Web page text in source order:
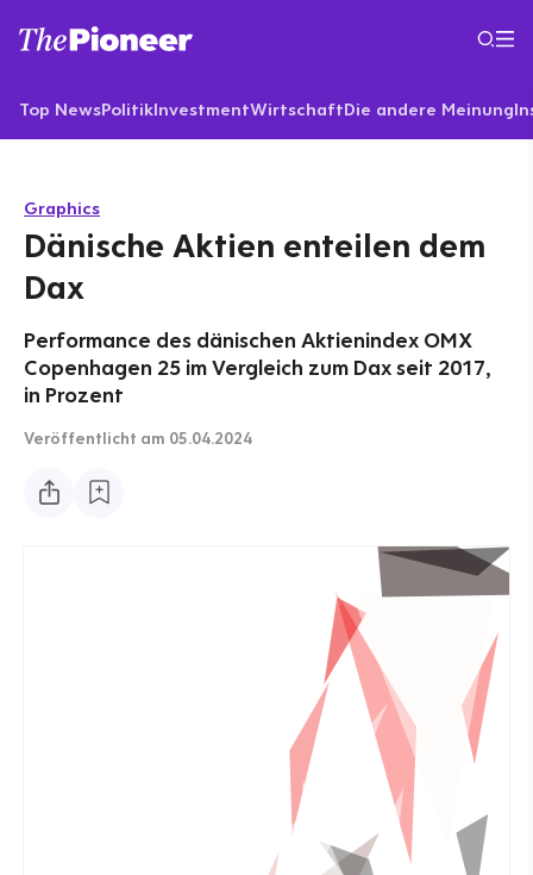
Top NewsPolitikInvestmentWirtschaftDie andere Meinung
Graphics
Dänische Aktien enteilen dem
Dax
Performance des dänischen Aktienindex OMX
Copenhagen 25 im Vergleich zum Dax seit 2017,
in Prozent
Veröffentlicht am 05.04.2024